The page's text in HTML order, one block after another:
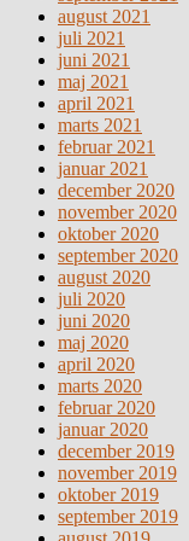
august 2021
juli 2021
juni 2021
maj 2021
april 2021
marts 2021
februar 2021
januar 2021
december 2020
november 2020
oktober 2020
september 2020
august 2020
juli 2020
juni 2020
maj 2020
april 2020
marts 2020
februar 2020
januar 2020
december 2019
november 2019
oktober 2019
september 2019